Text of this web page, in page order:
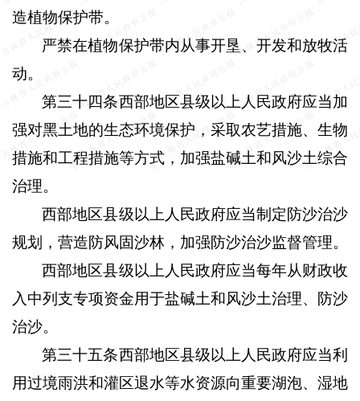
造植物保护带。
严禁在植物保护带内从事开垦、开发和放牧活
动。
第三十四条西部地区县级以上人民政府应当加
强对黑土地的生态环境保护，采取农艺措施、生物
措施和工程措施等方式，加强盐碱土和风沙土综合
治理。
西部地区县级以上人民政府应当制定防沙治沙
规划，营造防风固沙林，加强防沙治沙监督管理。
西部地区县级以上人民政府应当每年从财政收
入中列支专项资金用于盐碱土和风沙土治理、防沙
治沙。
第三十五条西部地区县级以上人民政府应当利
用过境雨洪和灌区退水等水资源向重要湖泡、湿地